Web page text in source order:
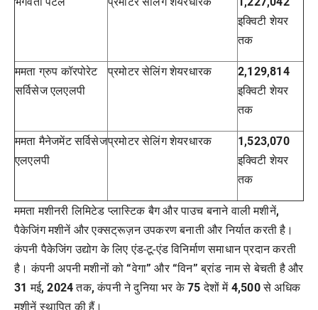
किया
इक्विटी शेयर
तक
ममता ग्रुप कॉरपोरेट
सर्विसेज एलएलपी
प्रमोटरसेलिंगशेयरधारक
2,129,814
इक्विटी शेयर
तक
ममता मैनेजमेंट सर्विसेज
एलएलपी
प्रमोटरसेलिंगशेयरधारक
1,523,070
इक्विटी शेयर
तक
ममता मशीनरी लिमिटेड प्लास्टिक बैग और पाउच बनाने वाली मशीनें,
पैकेजिंग मशीनें और एक्सट्रूज़न उपकरण बनाती और निर्यात करती है।
कंपनी पैकेजिंग उद्योग के लिए एंड-टू-एंड विनिर्माण समाधान प्रदान करती
है। कंपनी अपनी मशीनों को“वेगा”और“विन”ब्रांड नाम से बेचती है और
31 मई, 2024तक,कंपनी ने दुनिया भर के75 देशों में 4,500से अधिक
मशीनें स्थापित की हैं।